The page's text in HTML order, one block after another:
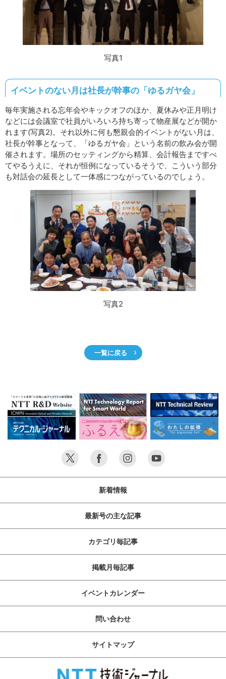
写真1
イベントのない月は社長が幹事の「ゆるガヤ会」
毎年実施される忘年会やキックオフのほか、夏休みや正月明け
などには会議室で社員がいろいろ持ち寄って物産展などが開か
れます(写真2)。それ以外に何も懇親会的イベントがない月は、
社長が幹事となって、「ゆるガヤ会」という名前の飲み会が開
催されます。場所のセッティングから精算、会計報告まですべ
てやるうえに、それが恒例になっているそうで、こういう部分
も対話会の延長として一体感につながっているのでしょう。
写真2
一覧に戻る
新着情報
最新号の主な記事
カテゴリ毎記事
掲載月毎記事
イベントカレンダー
問い合わせ
サイトマップ